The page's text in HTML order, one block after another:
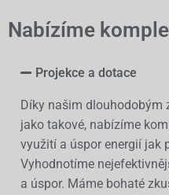
Nabízíme
Projekce a dotace
Díky našim dlouhodobým
jako takové, nabízíme
využití a úspor energií jak
Vyhodnotíme
a úspor. Máme bohaté